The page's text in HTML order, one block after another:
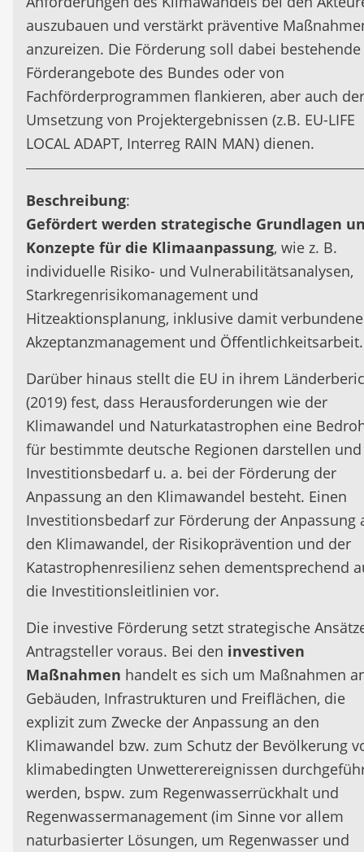
auszubauen und verstärkt präventive
anzureizen. Die Förderung soll dabei bestehende
Förderangebote des Bundes oder von
Fachförderprogrammen flankieren, aber auch der
Umsetzung von Projektergebnissen (z.B. EU-LIFE
LOCAL ADAPT, Interreg RAIN MAN) dienen.
Beschreibung:
Gefördert werden strategische Grundlagen
Konzepte für die Klimaanpassung, wie z. B.
individuelle Risiko- und Vulnerabilitätsanalysen,
Starkregenrisikomanagement und
Hitzeaktionsplanung, inklusive damit
Akzeptanzmanagement und Öffentlichkeitsarbeit.
Darüber hinaus stellt die EU in ihrem
(2019) fest, dass Herausforderungen wie der
Klimawandel und Naturkatastrophen eine
für bestimmte deutsche Regionen darstellen und
Investitionsbedarf u. a. bei der Förderung der
Anpassung an den Klimawandel besteht. Einen
Investitionsbedarf zur Förderung der Anpassung
den Klimawandel, der Risikoprävention und der
Katastrophenresilienz sehen dementsprechend
die Investitionsleitlinien vor.
Die investive Förderung setzt strategische
Antragsteller voraus. Bei den investiven
Maßnahmen handelt es sich um Maßnahmen
Gebäuden, Infrastrukturen und Freiflächen, die
explizit zum Zwecke der Anpassung an den
Klimawandel bzw. zum Schutz der Bevölkerung
klimabedingten Unwetterereignissen
werden, bspw. zum Regenwasserrückhalt und
Regenwassermanagement (im Sinne vor allem
naturbasierter Lösungen, um Regenwasser und